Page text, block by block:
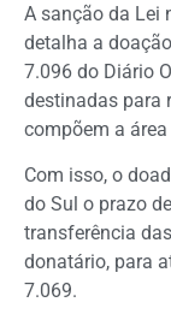
A sanção da Lei
detalha a
7.096 do Diário
destinadas para
compõem a
Com isso, o
do Sul o prazo
transferência
donatário, para
7.069.